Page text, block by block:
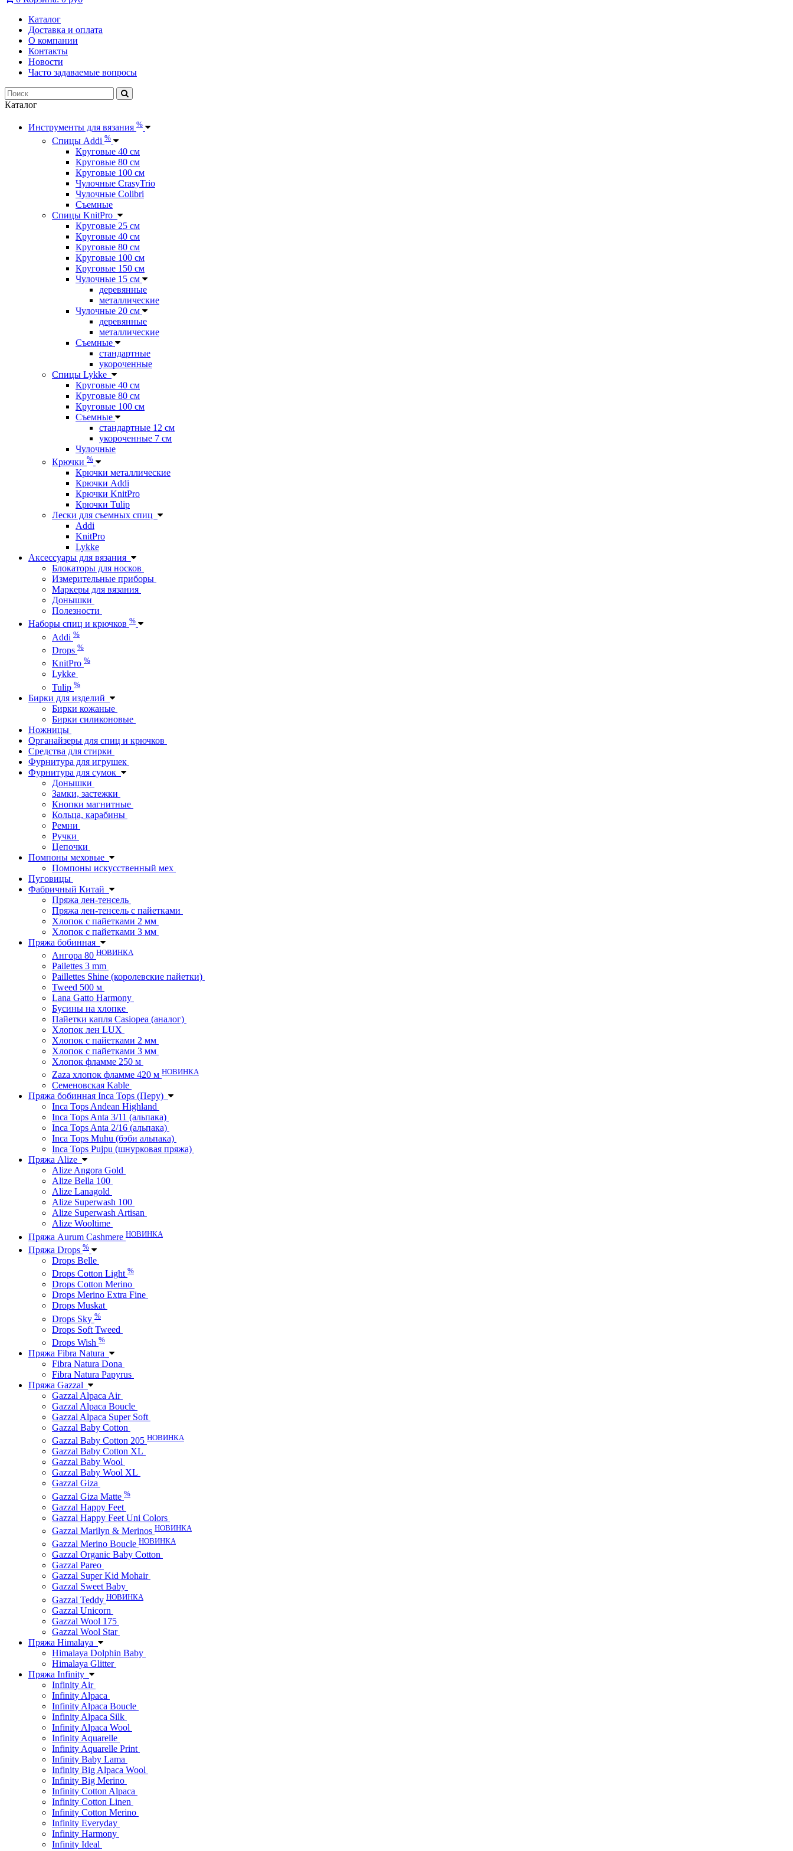
Каталог
Доставка и оплата
О компании
Контакты
Новости
Часто задаваемые вопросы
Каталог
Инструменты для вязания %
Спицы Addi %
Круговые 40 см
Круговые 80 см
Круговые 100 см
Чулочные CrasyTrio
Чулочные Colibri
Съемные
Спицы KnitPro
Круговые 25 см
Круговые 40 см
Круговые 80 см
Круговые 100 см
Круговые 150 см
Чулочные 15 см
деревянные
металлические
Чулочные 20 см
деревянные
металлические
Съемные
стандартные
укороченные
Спицы Lykke
Круговые 40 см
Круговые 80 см
Круговые 100 см
Съемные
стандартные 12 см
укороченные 7 см
Чулочные
Крючки %
Крючки металлические
Крючки Addi
Крючки KnitPro
Крючки Tulip
Лески для съемных спиц
Addi
KnitPro
Lykke
Аксессуары для вязания
Блокаторы для носков
Измерительные приборы
Маркеры для вязания
Донышки
Полезности
Наборы спиц и крючков %
Addi %
Drops %
KnitPro %
Lykke
Tulip %
Бирки для изделий
Бирки кожаные
Бирки силиконовые
Ножницы
Органайзеры для спиц и крючков
Средства для стирки
Фурнитура для игрушек
Фурнитура для сумок
Донышки
Замки, застежки
Кнопки магнитные
Кольца, карабины
Ремни
Ручки
Цепочки
Помпоны меховые
Помпоны искусственный мех
Пуговицы
Фабричный Китай
Пряжа лен-тенсель
Пряжа лен-тенсель с пайетками
Хлопок с пайетками 2 мм
Хлопок с пайетками 3 мм
Пряжа бобинная
Ангора 80 НОВИНКА
Pailettes 3 mm
Paillettes Shine (королевские пайетки)
Tweed 500 м
Lana Gatto Harmony
Бусины на хлопке
Пайетки капля Casiopea (аналог)
Хлопок лен LUX
Хлопок с пайетками 2 мм
Хлопок с пайетками 3 мм
Хлопок фламме 250 м
Zaza хлопок фламме 420 м НОВИНКА
Семеновская Kable
Пряжа бобинная Inca Tops (Перу)
Inca Tops Andean Highland
Inca Tops Anta 3/11 (альпака)
Inca Tops Anta 2/16 (альпака)
Inca Tops Muhu (бэби альпака)
Inca Tops Pujpu (шнурковая пряжа)
Пряжа Alize
Alize Angora Gold
Alize Bella 100
Alize Lanagold
Alize Superwash 100
Alize Superwash Artisan
Alize Wooltime
Пряжа Aurum Cashmere НОВИНКА
Пряжа Drops %
Drops Belle
Drops Cotton Light %
Drops Cotton Merino
Drops Merino Extra Fine
Drops Muskat
Drops Sky %
Drops Soft Tweed
Drops Wish %
Пряжа Fibra Natura
Fibra Natura Dona
Fibra Natura Papyrus
Пряжа Gazzal
Gazzal Alpaca Air
Gazzal Alpaca Boucle
Gazzal Alpaca Super Soft
Gazzal Baby Cotton
Gazzal Baby Cotton 205 НОВИНКА
Gazzal Baby Cotton XL
Gazzal Baby Wool
Gazzal Baby Wool XL
Gazzal Giza
Gazzal Giza Matte %
Gazzal Happy Feet
Gazzal Happy Feet Uni Colors
Gazzal Marilyn & Merinos НОВИНКА
Gazzal Merino Boucle НОВИНКА
Gazzal Organic Baby Cotton
Gazzal Pareo
Gazzal Super Kid Mohair
Gazzal Sweet Baby
Gazzal Teddy НОВИНКА
Gazzal Unicorn
Gazzal Wool 175
Gazzal Wool Star
Пряжа Himalaya
Himalaya Dolphin Baby
Himalaya Glitter
Пряжа Infinity
Infinity Air
Infinity Alpaca
Infinity Alpaca Boucle
Infinity Alpaca Silk
Infinity Alpaca Wool
Infinity Aquarelle
Infinity Aquarelle Print
Infinity Baby Lama
Infinity Big Alpaca Wool
Infinity Big Merino
Infinity Cotton Alpaca
Infinity Cotton Linen
Infinity Cotton Merino
Infinity Everyday
Infinity Harmony
Infinity Ideal